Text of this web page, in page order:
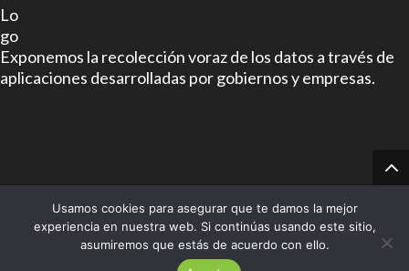
Exponemos la recolección voraz de los datos a través de
aplicaciones desarrolladas por gobiernos y empresas.
Protege.LA es un proyecto de SocialTIC.org conLicencia
Creative Commons - Attribution-NonCommercial-
Usamos cookies para asegurar que te damos la mejor
experiencia en nuestra web. Si continúas usando este sitio,
asumiremos que estás de acuerdo con ello.